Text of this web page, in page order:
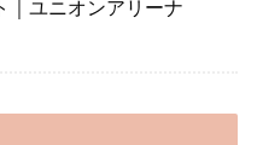
｜ユニオンアリーナ